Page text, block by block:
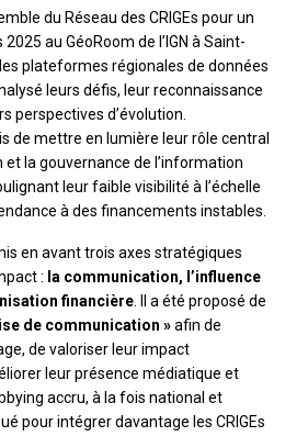
du Réseau des CRIGEs pour un
au GéoRoom de l’IGN à Saint-
plateformes régionales de données
leurs défis, leur reconnaissance
perspectives d’évolution.
de mettre en lumière leur rôle central
la gouvernance de l’information
leur faible visibilité à l’échelle
à des financements instables.
en avant trois axes stratégiques
: la communication, l’influence
financière. Il a été proposé de
de communication »afin de
de valoriser leur impact
leur présence médiatique et
accru, à la fois national et
pour intégrer davantage les CRIGEs